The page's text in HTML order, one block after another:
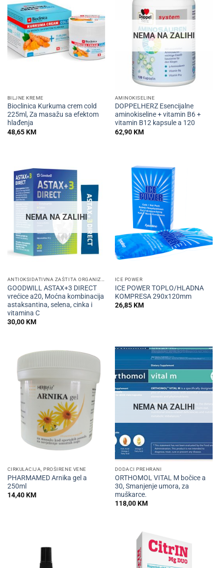
BILJNE KREME
Bioclinica Kurkuma crem cold
225ml, Za masažu sa efektom
hlađenja
48,65KM
NEMA NA ZALIHI
AMINOKISELINE
DOPPELHERZ Esencijalne
aminokiseline + vitamin B6 +
vitamin B12 kapsule a 120
62,90KM
NEMA NA ZALIHI
GOODWILL ASTAX+3 DIRECT
vrećice a20, Moćna kombinacija
astaksantina, selena, cinka i
vitamina C
30,00KM
ICE POWER
ICE POWER TOPLO/HLADNA
KOMPRESA 290x120mm
26,85KM
CIRKULACIJA, PROŠIRENE VENE
PHARMAMED Arnika gel a
250ml
14,40KM
NEMA NA ZALIHI
DODACI PREHRANI
ORTHOMOL VITAL M bočice a
30, Smanjenje umora, za
muškarce.
118,00KM